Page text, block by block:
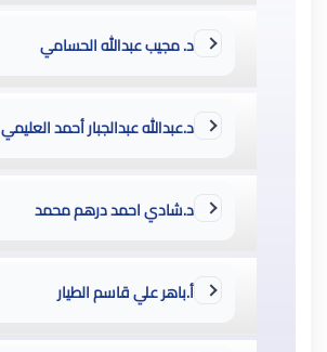
د. مجيب عبدالله الحسامي
د.عبدالله عبدالجبار أحمد العليمي
د.شادي احمد درهم محمد
أ.باهر علي قاسم الطيار